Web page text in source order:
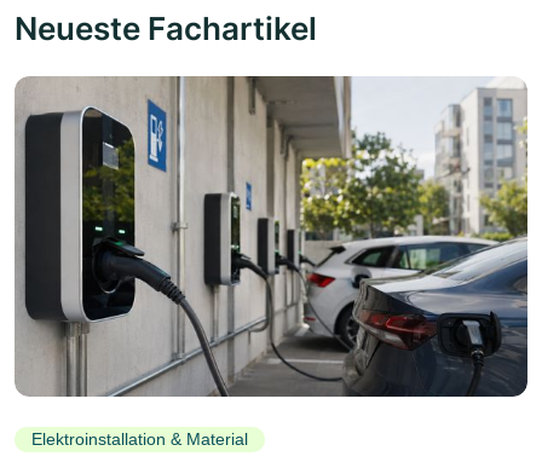
Neueste Fachartikel
Elektroinstallation & Material